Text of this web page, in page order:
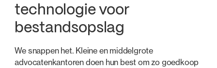
technologie voor
bestandsopslag
We snappen het. Kleine en middelgrote
advocatenkantoren doen hun best om zo goedkoop